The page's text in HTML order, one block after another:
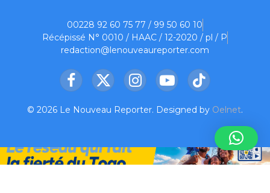
00228 92 60 75 77 / 99 50 60 10
Récépissé N° 0010 / HAAC / 12-2020 / pl / P
redaction@lenouveaureporter.com
Facebook
X
InstagramYouTubeTikTok
© 2026 Le Nouveau Reporter. Designed by Oelnet.